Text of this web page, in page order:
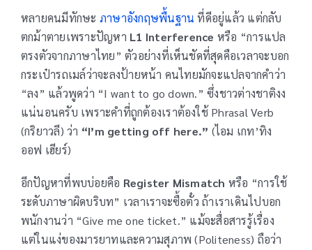
หลายคนมีทักษะ ภาษาอังกฤษพื้นฐาน ที่ดีอยู่แล้ว แต่กลับ
ตกม้าตายเพราะปัญหา L1 Interference หรือ “การแปล
ตรงตัวจากภาษาไทย” ตัวอย่างที่เห็นชัดที่สุดคือเวลาจะบอก
กระเป๋ารถเมล์ว่าจะลงป้ายหน้า คนไทยมักจะแปลจากคำว่า
“ลง” แล้วพูดว่า “I want to go down.” ซึ่งชาวต่างชาติงง
แน่นอนครับ เพราะคำที่ถูกต้องเราต้องใช้ Phrasal Verb
(กริยาวลี) ว่า “I’m getting off here.” (ไอม เกท’ทิง
ออฟ เฮียร์)
อีกปัญหาที่พบบ่อยคือ Register Mismatch หรือ “การใช้
ระดับภาษาผิดบริบท” เวลาเราจะซื้อตั๋ว ถ้าเราเดินไปบอก
พนักงานว่า “Give me one ticket.” แม้จะสื่อสารรู้เรื่อง
แต่ในแง่ของมารยาทและความสุภาพ (Politeness) ถือว่า